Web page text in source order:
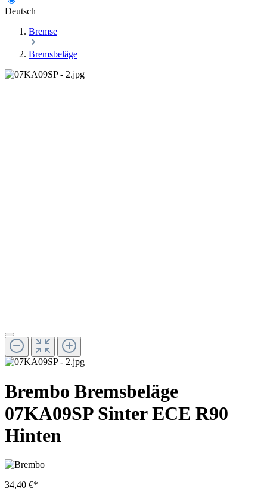
Deutsch
Bremse
Bremsbeläge
Brembo Bremsbeläge
07KA09SP Sinter ECE R90
Hinten
34,40 €*